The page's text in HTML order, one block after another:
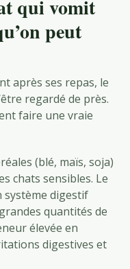
qui vomit
peut
après ses repas, le
regardé de près.
faire une vraie
(blé, maïs, soja)
chats sensibles. Le
système digestif
quantités de
élevée en
digestives et